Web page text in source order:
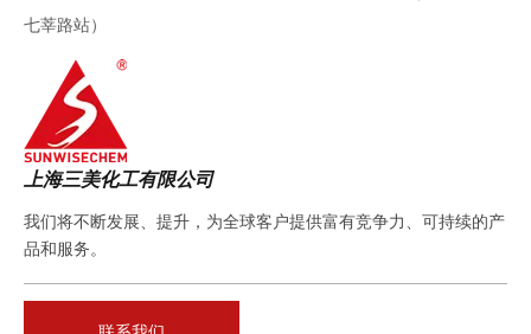
七莘路站）
上海三美化工有限公司
我们将不断发展、提升，为全球客户提供富有竞争力、可持续的产
品和服务。